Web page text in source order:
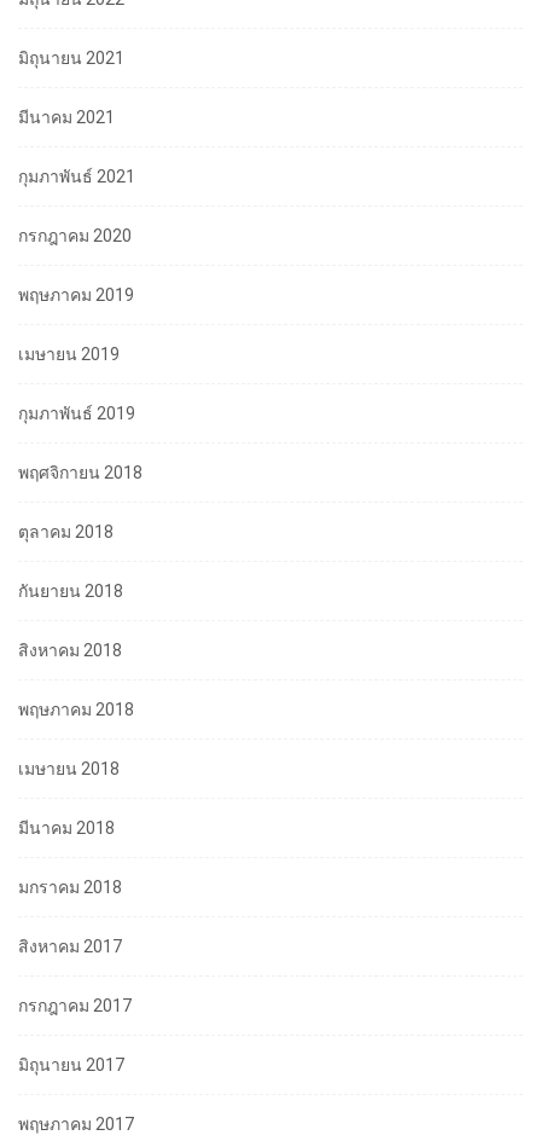
มิถุนายน 2021
มีนาคม 2021
กุมภาพันธ์ 2021
กรกฎาคม 2020
พฤษภาคม 2019
เมษายน 2019
กุมภาพันธ์ 2019
พฤศจิกายน 2018
ตุลาคม 2018
กันยายน 2018
สิงหาคม 2018
พฤษภาคม 2018
เมษายน 2018
มีนาคม 2018
มกราคม 2018
สิงหาคม 2017
กรกฎาคม 2017
มิถุนายน 2017
พฤษภาคม 2017